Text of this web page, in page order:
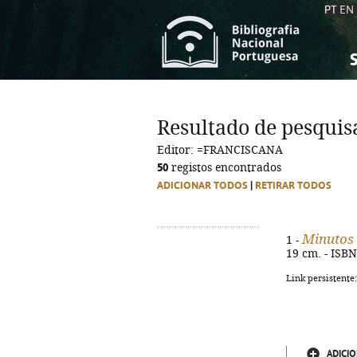
PT EN
Resultado de
Editor: =FRANCISCANA
50 registos encontrados
ADICIONAR TODOS RETIRAR TODOS
1 - Minutos
19 cm. -
Link